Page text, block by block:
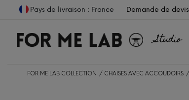
Pays de livraison : France Demande de devis
Studio
FOR ME LAB COLLECTION CHAISES AVEC ACCOUDOIRS